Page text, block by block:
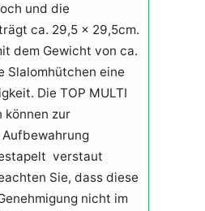
und die
ca. 29,5 x 29,5cm.
dem Gewicht von ca.
Slalomhütchen eine
Die TOP MULTI
können zur
verstaut
Sie, dass diese
nicht im